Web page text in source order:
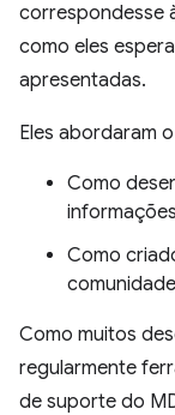
correspondesse
como eles
apresentadas.
Eles abordaram
Como
Como
Como muitos
regularmente
de suporte do